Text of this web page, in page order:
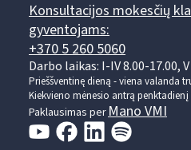
Konsultacijos mokesčių
gyventojams:
+370 5 260 5060
Darbo laikas: I-IV 8.00-17.00,
Prieššventinę dieną - viena valanda
Kiekvieno mėnesio antrą penktadienį
Paklausimas perMano VMI